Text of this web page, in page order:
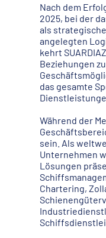
Nach dem
2025, bei der
als
angelegten
kehrt
Beziehungen
das gesamte
Während der
sein. Als
Unternehmen
Lösungen
Chartering,